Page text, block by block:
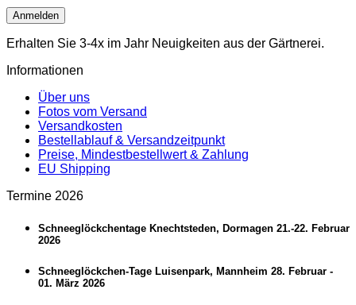
Anmelden
Erhalten Sie 3-4x im Jahr Neuigkeiten aus der Gärtnerei.
Informationen
Über uns
Fotos vom Versand
Versandkosten
Bestellablauf & Versandzeitpunkt
Preise, Mindestbestellwert & Zahlung
EU Shipping
Termine 2026
Schneeglöckchentage Knechtsteden, Dormagen 21.-22. Februar
2026
Schneeglöckchen-Tage Luisenpark, Mannheim 28. Februar -
01. März 2026